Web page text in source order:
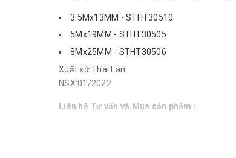
3.5Mx13MM - STHT30510
5Mx19MM - STHT30505
8Mx25MM - STHT30506
Xuất xứ:Thái Lan
NSX:01/2022
Liên hệ Tư vấn và Mua sản phẩm :